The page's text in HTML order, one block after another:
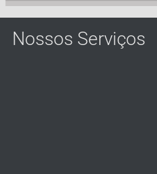
Nossos Serviços